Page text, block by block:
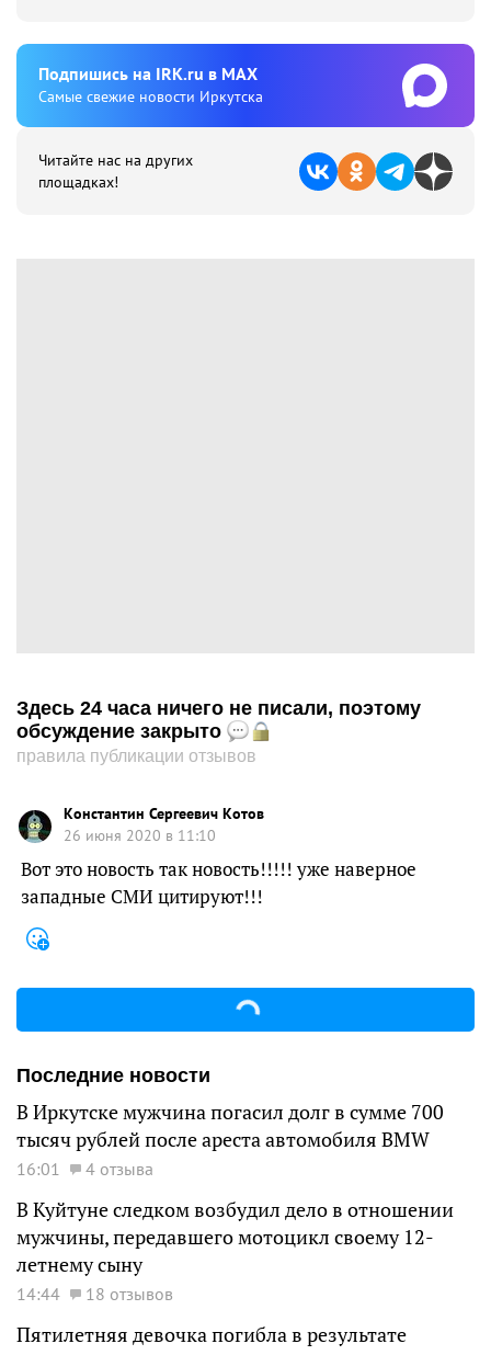
Подпишиcь на IRK.ru в MAX
Cамые свежие новости Иркутска
Читайте нас на других
площадках!
Здесь 24 часа ничего не писали, поэтому
обсуждение закрыто
правила публикации отзывов
Константин Сергеевич Котов
26 июня 2020 в 11:10
Вот это новость так новость!!!!! уже наверное
западные СМИ цитируют!!!
Последние новости
В Иркутске мужчина погасил долг в сумме 700
тысяч рублей после ареста автомобиля BMW
16:01 4 отзыва
В Куйтуне следком возбудил дело в отношении
мужчины, передавшего мотоцикл своему 12-
летнему сыну
14:44 18 отзывов
Пятилетняя девочка погибла в результате